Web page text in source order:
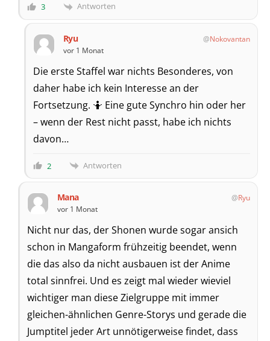
3 Antworten
Ryu
Nokovantan
vor 1 Monat
Die erste Staffel war nichts Besonderes, von
daher habe ich kein Interesse an der
Fortsetzung. 🤷 Eine gute Synchro hin oder her
– wenn der Rest nicht passt, habe ich nichts
davon…
2 Antworten
Mana
Ryu
vor 1 Monat
Nicht nur das, der Shonen wurde sogar ansich
schon in Mangaform frühzeitig beendet, wenn
die das also da nicht ausbauen ist der Anime
total sinnfrei. Und es zeigt mal wieder wieviel
wichtiger man diese Zielgruppe mit immer
gleichen-ähnlichen Genre-Storys und gerade die
Jumptitel jeder Art unnötigerweise findet, dass